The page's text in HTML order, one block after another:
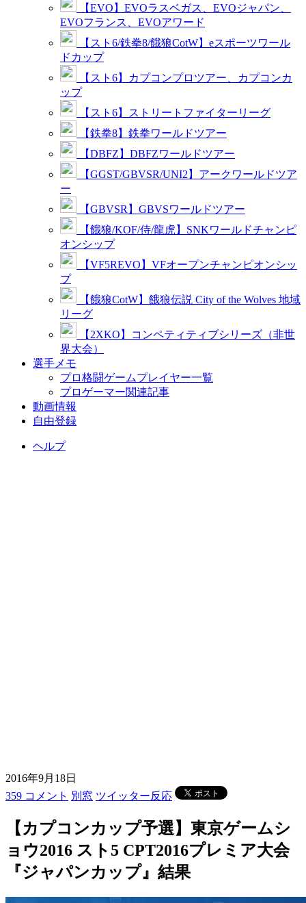
【EVO】EVOラスベガス、EVOジャパン、
EVOフランス、EVOアワード
【スト6/鉄拳8/餓狼CotW】eスポーツワール
ドカップ
【スト6】カプコンプロツアー、カプコンカ
ップ
【スト6】ストリートファイターリーグ
【鉄拳8】鉄拳ワールドツアー
【DBFZ】DBFZワールドツアー
【GGST/GBVSR/UNI2】アークワールドツア
ー
【GBVSR】GBVSワールドツアー
【餓狼/KOF/侍/龍虎】SNKワールドチャンピ
オンシップ
【VF5REVO】VFオープンチャンピオンシッ
プ
【餓狼CotW】餓狼伝説 City of the Wolves 地域
リーグ
【2XKO】コンペティティブシリーズ（非世
界大会）
選手メモ
プロ格闘ゲームプレイヤー一覧
プロゲーマー関連記事
動画情報
自由登録
ヘルプ
2016年9月18日
359 コメント 別窓 ツイッター反応
【カプコンカップ予選】東京ゲームシ
ョウ2016 スト5 CPT2016プレミア大会
『ジャパンカップ』結果